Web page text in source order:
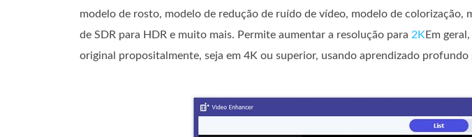
modelo de rosto, modelo de redução de ruído de vídeo, modelo de colorização,
de SDR para HDR e muito mais. Permite aumentar a resolução para 2K Em
original propositalmente, seja em 4K ou superior, usando aprendizado profundo